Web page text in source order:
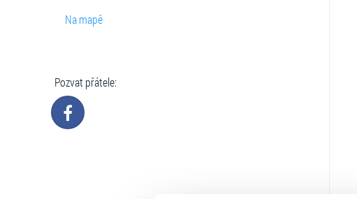
Na mapě
Pozvat přátele: